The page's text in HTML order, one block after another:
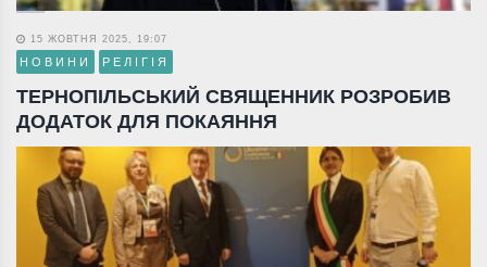
15 ЖОВТНЯ 2025, 19:07
НОВИНИ РЕЛІГІЯ
ТЕРНОПІЛЬСЬКИЙ СВЯЩЕННИК РОЗРОБИВ
ДОДАТОК ДЛЯ ПОКАЯННЯ